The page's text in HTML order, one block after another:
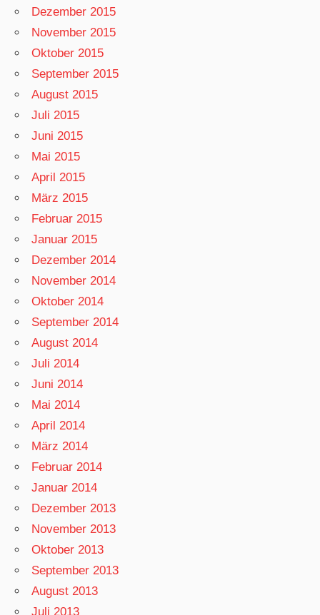
Dezember 2015
November 2015
Oktober 2015
September 2015
August 2015
Juli 2015
Juni 2015
Mai 2015
April 2015
März 2015
Februar 2015
Januar 2015
Dezember 2014
November 2014
Oktober 2014
September 2014
August 2014
Juli 2014
Juni 2014
Mai 2014
April 2014
März 2014
Februar 2014
Januar 2014
Dezember 2013
November 2013
Oktober 2013
September 2013
August 2013
Juli 2013